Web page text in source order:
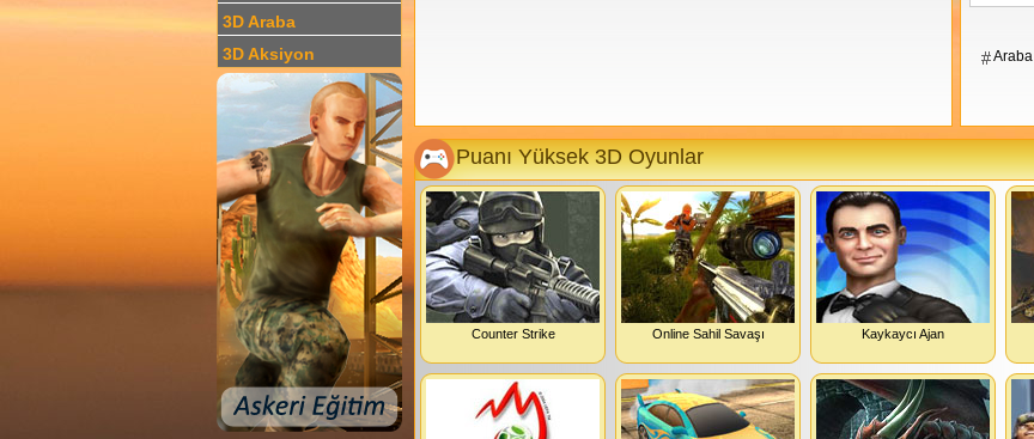
3D Araba
3D Aksiyon
Araba
Puanı Yüksek 3D Oyunlar
Counter Strike Online Sahil Savaşı Kaykaycı Ajan